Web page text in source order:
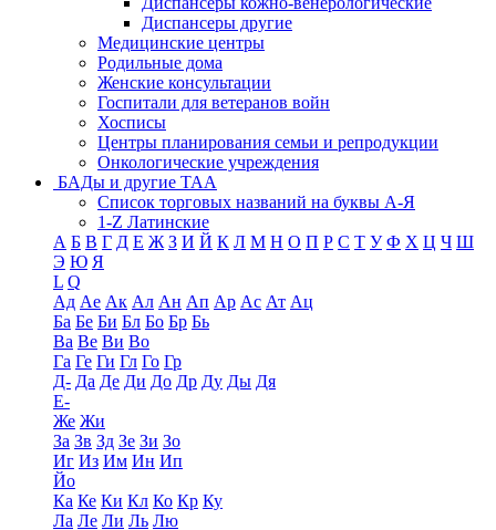
Диспансеры другие
Медицинские центры
Родильные дома
Женские консультации
Госпитали для ветеранов войн
Хосписы
Центры планирования семьи и репродукции
Онкологические учреждения
БАДы и другие ТАА
Список торговых названий на буквы А-Я
1-Z Латинские
А Б В Г Д Е Ж З И Й К Л М Н О П Р С Т У Ф Х Ц Ч Ш
Э Ю Я
L Q
Ад Ае Ак Ал Ан Ап Ар Ас Ат Ац
Ба Бе Би Бл Бо Бр Бь
Ва Ве Ви Во
Га Ге Ги Гл Го Гр
Д- Да Де Ди До Др Ду Ды Дя
Е-
Же Жи
За Зв Зд Зе Зи Зо
Иг Из Им Ин Ип
Йо
Ка Ке Ки Кл Ко Кр Ку
Ла Ле Ли Ль Лю